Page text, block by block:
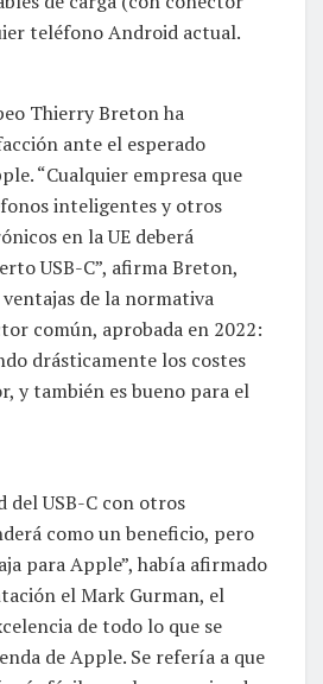
teléfono Android actual.
Thierry Breton ha
ante el esperado
“Cualquier empresa que
inteligentes y otros
en la UE deberá
USB-C”, afirma Breton,
de la normativa
común, aprobada en 2022:
drásticamente los costes
y también es bueno para el
del USB-C con otros
como un beneficio, pero
para Apple”, había afirmado
el Mark Gurman, el
de todo lo que se
de Apple. Se refería a que